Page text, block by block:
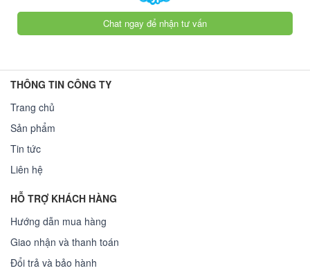
Chat ngay để nhận tư vấn
THÔNG TIN CÔNG TY
Trang chủ
Sản phẩm
Tin tức
Liên hệ
HỖ TRỢ KHÁCH HÀNG
Hướng dẫn mua hàng
Giao nhận và thanh toán
Đổi trả và bảo hành